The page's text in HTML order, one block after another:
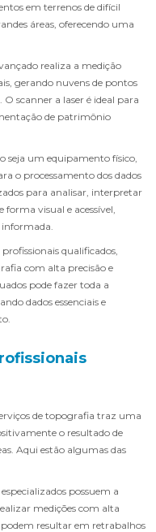
em terrenos de difícil
áreas, oferecendo uma
realiza a medição
gerando nuvens de pontos
scanner a laser é ideal para
de patrimônio
seja um equipamento físico,
o processamento dos dados
para analisar, interpretar
forma visual e acessível,
qualificados,
com alta precisão e
pode fazer toda a
dados essenciais e
de topografia traz uma
o resultado de
Aqui estão algumas das
possuem a
medições com alta
podem resultar em retrabalhos